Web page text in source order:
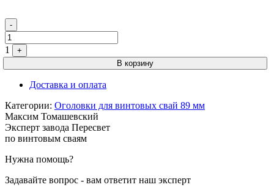
Quantity
-
1
+
В корзину
Доставка и оплата
Категории: Оголовки для винтовых свай 89 мм
Максим Томашевский
Эксперт завода Пересвет
по винтовым сваям
Нужна помощь?
Задавайте вопрос - вам ответит наш эксперт